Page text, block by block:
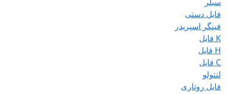
فایل دستی
فینگر اسپریدر
K فایل
H فایل
C فایل
لنتولو
فایل روتاری